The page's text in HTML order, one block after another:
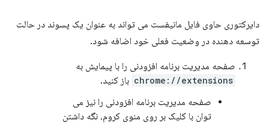
دایرکتوری حاوی فایل مانیفست می تواند به عنوان یک پسوند در حالت
توسعه دهنده در وضعیت فعلی خود اضافه شود.
صفحه مدیریت برنامه افزودنی را با پیمایش به
chrome://extensions باز کنید.
صفحه مدیریت برنامه افزودنی را نیز می
توان با کلیک بر روی منوی کروم، نگه داشتن